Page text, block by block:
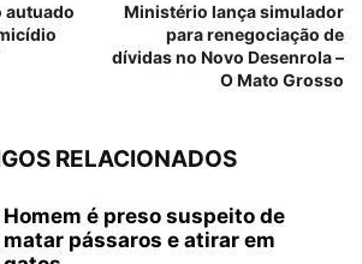
autuado
Ministério lança simulador
para renegociação de
dívidas no Novo Desenrola –
O Mato Grosso
RELACIONADOS
Homem é preso suspeito de
matar pássaros e atirar em